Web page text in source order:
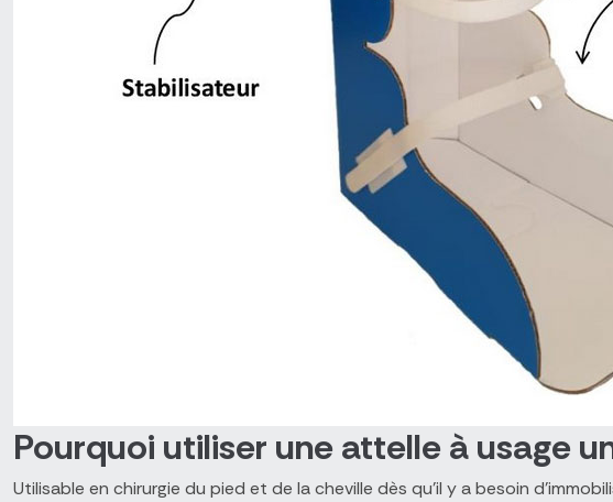
Pourquoi utiliser une attelle à usage
Utilisable en chirurgie du pied et de la cheville dès qu'il y a besoin